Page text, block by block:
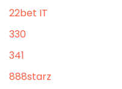
22bet IT
330
341
888starz